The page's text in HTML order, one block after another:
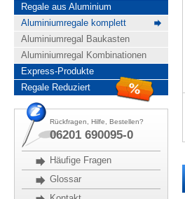
Regale aus Aluminium
Aluminiumregale komplett
Aluminiumregal Baukasten
Aluminiumregal Kombinationen
Express-Produkte
Regale Reduziert
Rückfragen, Hilfe, Bestellen?
06201 690095-0
Häufige Fragen
Glossar